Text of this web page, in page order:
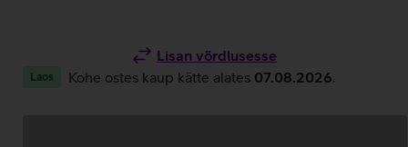
Lisan võrdlusesse
Laos Kohe ostes kaup kätte alates 07.08.2026